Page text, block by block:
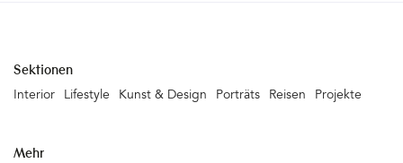
Sektionen
Interior Lifestyle Kunst & Design Porträts Reisen Projekte
Mehr